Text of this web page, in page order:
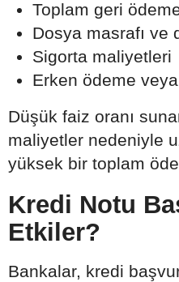
Toplam geri
Dosya masrafı ve
Sigorta maliyetleri
Erken ödeme
Düşük faiz oranı
maliyetler nedeniyle
yüksek bir toplam
Kredi Notu
Etkiler?
Bankalar, kredi